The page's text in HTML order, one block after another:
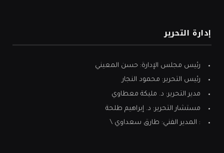
إدارة التحرير
رئيس مجلس الإدارة: حسن المعيني
رئيس التحرير: محمود النجار
مدير التحرير: د. مليكة معطاوي
مستشار التحرير: د. إبراهيم طلحة
: المدير الفني: طارق سعداوي \